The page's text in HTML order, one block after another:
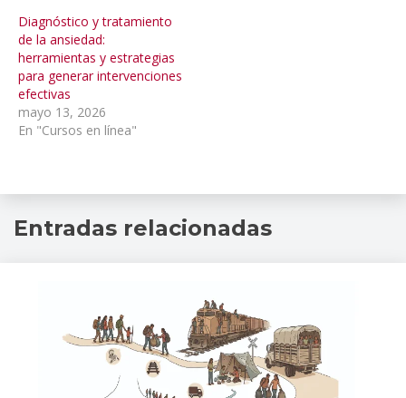
Diagnóstico y tratamiento
de la ansiedad:
herramientas y estrategias
para generar intervenciones
efectivas
mayo 13, 2026
En "Cursos en línea"
en
intevenciones,
patologia
Entradas relacionadas